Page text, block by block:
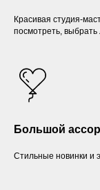
Красивая студия-
посмотреть, выбрать
Большой
Стильные новинки и